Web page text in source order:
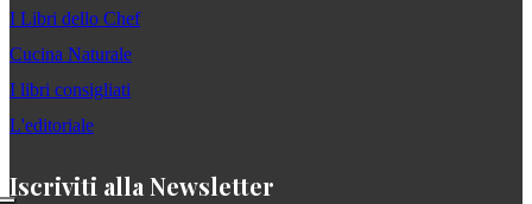
I Libri dello Chef
Cucina Naturale
I libri consigliati
L'editoriale
Iscriviti alla Newsletter